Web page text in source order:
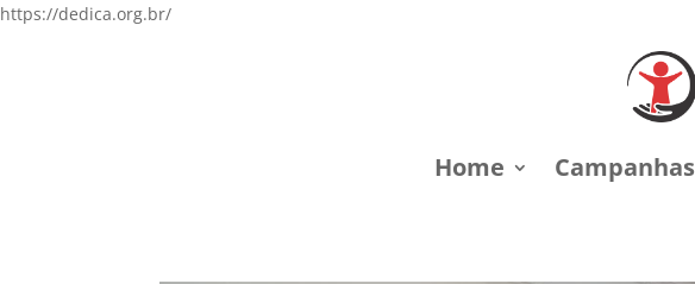
https://dedica.org.br/
Home Campanhas